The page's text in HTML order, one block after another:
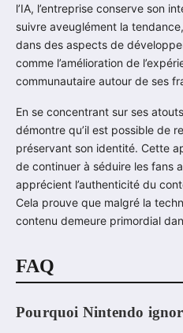
l’IA, l’entreprise conserve son
suivre aveuglément la
dans des aspects de
comme l’amélioration de
communautaire autour de ses
En se concentrant sur ses
démontre qu’il est possible de
préservant son identité. Cette
de continuer à séduire les fans
apprécient l’authenticité du
Cela prouve que malgré la
contenu demeure primordial
FAQ
Pourquoi Nintendo